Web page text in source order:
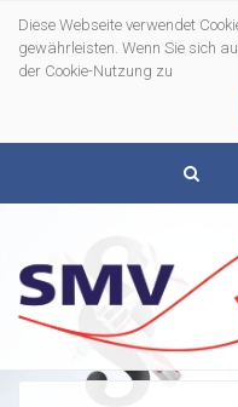
Diese Webseite verwendet
gewährleisten. Wenn Sie sich
der Cookie-Nutzung zu